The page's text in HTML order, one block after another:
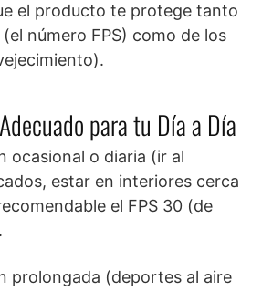
el producto te protege tanto
número FPS) como de los
para tu Día a Día
ocasional o diaria (ir al
estar en interiores cerca
el FPS 30 (de
prolongada (deportes al aire